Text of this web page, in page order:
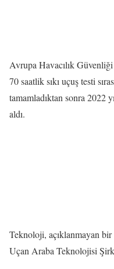
Avrupa Havacılık
70 saatlik sıkı uçuş testi
tamamladıktan sonra 2022
aldı.
Teknoloji, açıklanmayan bir
Uçan Araba Teknolojisi